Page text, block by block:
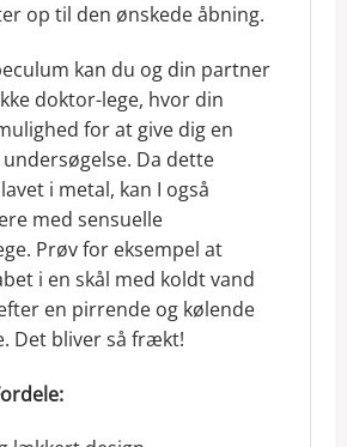
op til den ønskede åbning.
kan du og din partner
doktor-lege, hvor din
for at give dig en
Da dette
i metal, kan I også
med sensuelle
Prøv for eksempel at
i en skål med koldt vand
en pirrende og kølende
Det bliver så frækt!